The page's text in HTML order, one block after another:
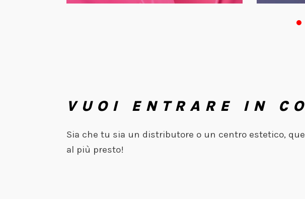
VUOI ENTRARE IN
Sia che tu sia un distributore o un centro estetico,
al più presto!